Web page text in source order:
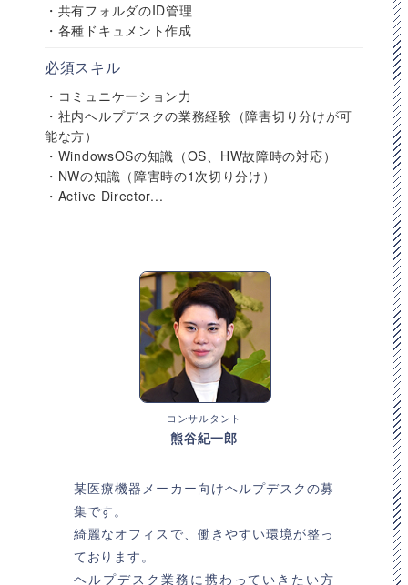
・共有フォルダのID管理
・各種ドキュメント作成
必須スキル
・コミュニケーション力
・社内ヘルプデスクの業務経験（障害切り分けが可
能な方）
・WindowsOSの知識（OS、HW故障時の対応）
・NWの知識（障害時の1次切り分け）
・Active Director...
コンサルタント
熊谷紀一郎
某医療機器メーカー向けヘルプデスクの募
集です。
綺麗なオフィスで、働きやすい環境が整っ
ております。
ヘルプデスク業務に携わっていきたい方